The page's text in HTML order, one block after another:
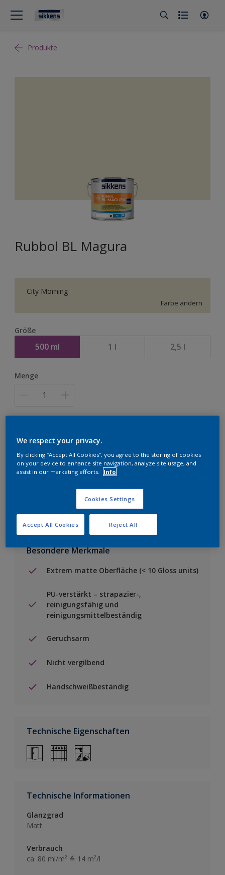
Produkte
Rubbol BL Magura
City Morning
Farbe ändern
Größe
500 ml 1 l 2,5 l
Menge
Einen Händler finden
Zu Projekt hinzufügen
Besondere Merkmale
Extrem matte Oberfläche (< 10 Gloss units)
PU-verstärkt – strapazier-,
reinigungsfähig und
reinigungsmittelbeständig
Geruchsarm
Nicht vergilbend
Handschweißbeständig
Technische Eigenschaften
Technische Informationen
Glanzgrad
Matt
Verbrauch
ca. 80 ml/m² ≙ 14 m²/l
We respect your privacy.
By clicking “Accept All Cookies”, you agree to the storing of cookies
on your device to enhance site navigation, analyze site usage, and
assist in our marketing efforts.
Info
Cookies Settings
Reject All
Accept All Cookies